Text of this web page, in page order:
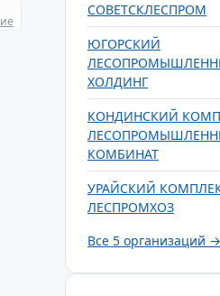
СОВЕТСКЛЕСПРОМ
ЮГОРСКИЙ
ХОЛДИНГ
КОНДИНСКИЙ
КОМБИНАТ
УРАЙСКИЙ
ЛЕСПРОМХОЗ
Все 5 организаций →